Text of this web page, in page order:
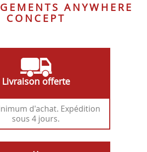
ANYWHERE
CONCEPT
Livraison offerte
d'achat. Expédition
sous 4 jours.